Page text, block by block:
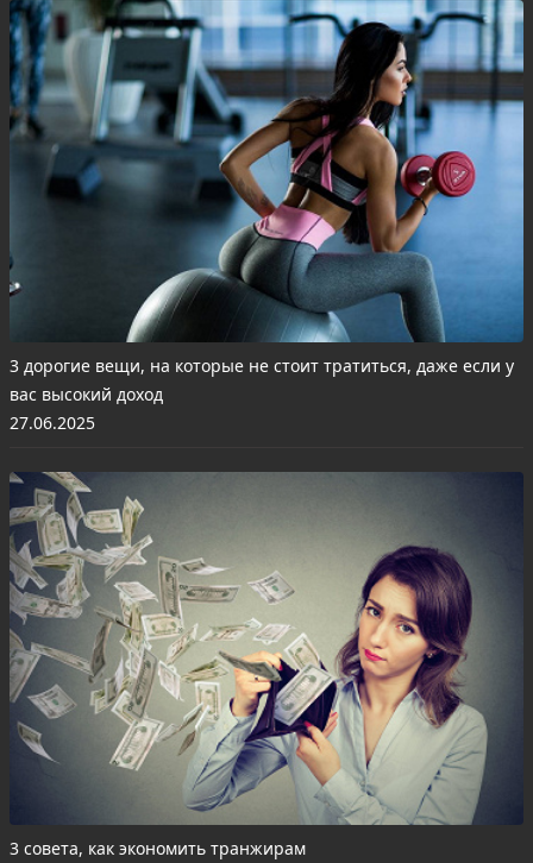
3 дорогие вещи, на которые не стоит тратиться, даже если у
вас высокий доход
27.06.2025
3 совета, как экономить транжирам